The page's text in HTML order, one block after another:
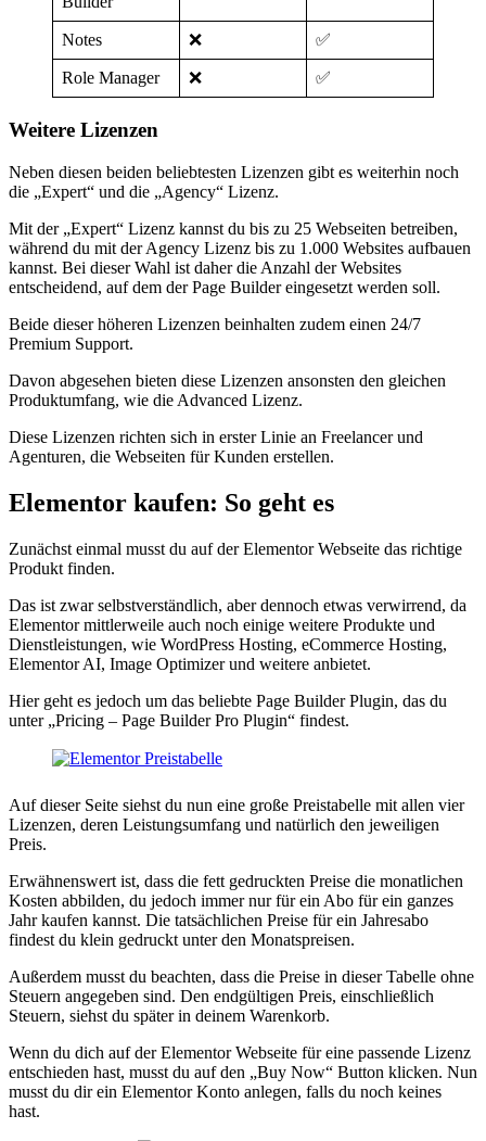
Notes ❌ ✅
Role Manager ❌ ✅
Weitere Lizenzen
Neben diesen beiden beliebtesten Lizenzen gibt es weiterhin noch
die „Expert“ und die „Agency“ Lizenz.
Mit der „Expert“ Lizenz kannst du bis zu 25 Webseiten betreiben,
während du mit der Agency Lizenz bis zu 1.000 Websites aufbauen
kannst. Bei dieser Wahl ist daher die Anzahl der Websites
entscheidend, auf dem der Page Builder eingesetzt werden soll.
Beide dieser höheren Lizenzen beinhalten zudem einen 24/7
Premium Support.
Davon abgesehen bieten diese Lizenzen ansonsten den gleichen
Produktumfang, wie die Advanced Lizenz.
Diese Lizenzen richten sich in erster Linie an Freelancer und
Agenturen, die Webseiten für Kunden erstellen.
Elementor kaufen: So geht es
Zunächst einmal musst du auf der Elementor Webseite das richtige
Produkt finden.
Das ist zwar selbstverständlich, aber dennoch etwas verwirrend, da
Elementor mittlerweile auch noch einige weitere Produkte und
Dienstleistungen, wie WordPress Hosting, eCommerce Hosting,
Elementor AI, Image Optimizer und weitere anbietet.
Hier geht es jedoch um das beliebte Page Builder Plugin, das du
unter „Pricing – Page Builder Pro Plugin“ findest.
Auf dieser Seite siehst du nun eine große Preistabelle mit allen vier
Lizenzen, deren Leistungsumfang und natürlich den jeweiligen
Preis.
Erwähnenswert ist, dass die fett gedruckten Preise die monatlichen
Kosten abbilden, du jedoch immer nur für ein Abo für ein ganzes
Jahr kaufen kannst. Die tatsächlichen Preise für ein Jahresabo
findest du klein gedruckt unter den Monatspreisen.
Außerdem musst du beachten, dass die Preise in dieser Tabelle ohne
Steuern angegeben sind. Den endgültigen Preis, einschließlich
Steuern, siehst du später in deinem Warenkorb.
Wenn du dich auf der Elementor Webseite für eine passende Lizenz
entschieden hast, musst du auf den „Buy Now“ Button klicken. Nun
musst du dir ein Elementor Konto anlegen, falls du noch keines
hast.